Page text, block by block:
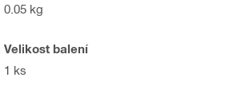
0.05 kg
Velikost balení
1 ks